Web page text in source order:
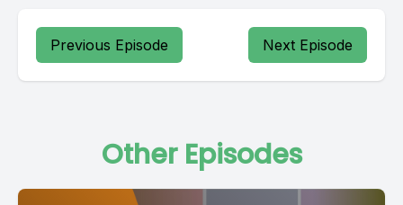
Previous Episode Next Episode
Other Episodes